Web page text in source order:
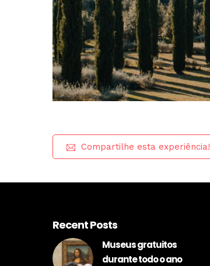
Compartilhe esta experiência!
Recent Posts
Museus gratuitos
durante todo o ano